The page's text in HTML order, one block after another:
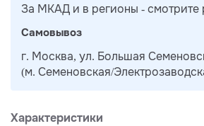
Характеристики
За МКАД и в регионы - смотрите
Самовывоз
г. Москва, ул. Большая
(м. Семеновская/